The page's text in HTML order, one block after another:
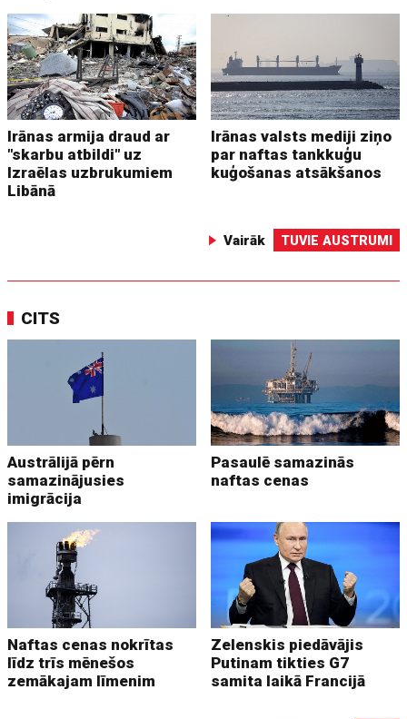
Irānas armija draud ar
"skarbu atbildi" uz
Izraēlas uzbrukumiem
Libānā
Irānas valsts mediji ziņo
par naftas tankkuģu
kuģošanas atsākšanos
Vairāk TUVIE AUSTRUMI
CITS
Austrālijā pērn
samazinājusies
imigrācija
Pasaulē samazinās
naftas cenas
Naftas cenas nokrītas
līdz trīs mēnešos
zemākajam līmenim
Zelenskis piedāvājis
Putinam tikties G7
samita laikā Francijā